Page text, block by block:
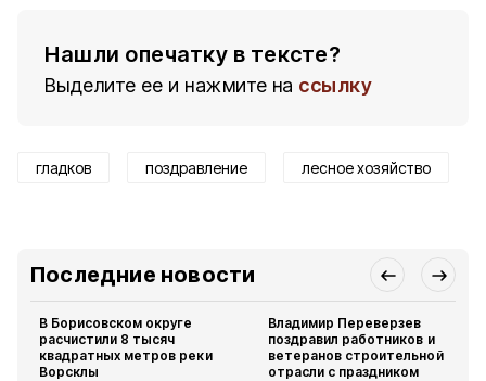
Нашли опечатку в тексте?
Выделите ее и нажмите на ссылку
гладков поздравление лесное хозяйство
Последние новости
В Борисовском округе
расчистили 8 тысяч
квадратных метров реки
Ворсклы
Владимир Переверзев
поздравил работников и
ветеранов строительной
отрасли с праздником